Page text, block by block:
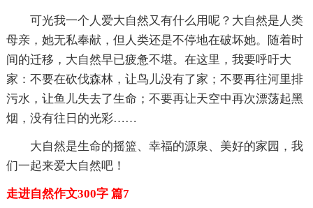
可光我一个人爱大自然又有什么用呢？大自然是人类
母亲，她无私奉献，但人类还是不停地在破坏她。随着时
间的迁移，大自然早已疲惫不堪。在这里，我要呼吁大
家：不要在砍伐森林，让鸟儿没有了家；不要再往河里排
污水，让鱼儿失去了生命；不要再让天空中再次漂荡起黑
烟，没有往日的光彩……
大自然是生命的摇篮、幸福的源泉、美好的家园，我
们一起来爱大自然吧！
走进自然作文300字 篇7